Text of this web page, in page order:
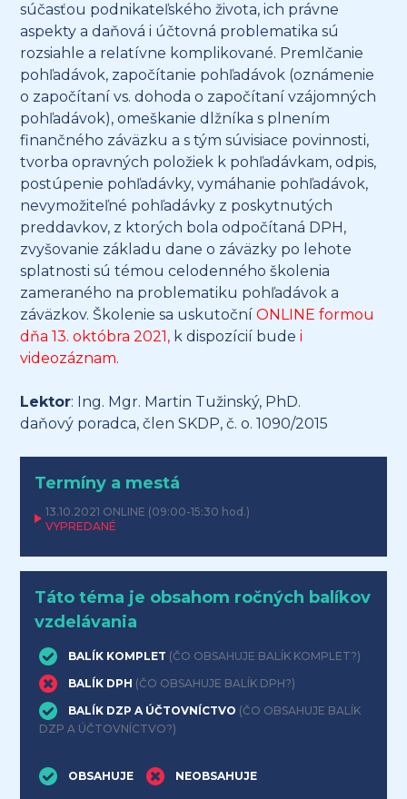
súčasťou podnikateľského života, ich právne
aspekty a daňová i účtovná problematika sú
rozsiahle a relatívne komplikované. Premlčanie
pohľadávok, započítanie pohľadávok (oznámenie
o započítaní vs. dohoda o započítaní vzájomných
pohľadávok), omeškanie dlžníka s plnením
finančného záväzku a s tým súvisiace povinnosti,
tvorba opravných položiek k pohľadávkam, odpis,
postúpenie pohľadávky, vymáhanie pohľadávok,
nevymožiteľné pohľadávky z poskytnutých
preddavkov, z ktorých bola odpočítaná DPH,
zvyšovanie základu dane o záväzky po lehote
splatnosti sú témou celodenného školenia
zameraného na problematiku pohľadávok a
záväzkov. Školenie sa uskutočníONLINE formou
dňa 13. októbra 2021, k dispozícií budei
videozáznam.
Lektor: Ing. Mgr. Martin Tužinský, PhD.
daňový poradca, člen SKDP, č. o. 1090/2015
Termíny a mestá
13.10.2021 ONLINE (09:00-15:30 hod.)
VYPREDANÉ
Táto téma je obsahom ročných balíkov
vzdelávania
BALÍK KOMPLET (ČO OBSAHUJE BALÍK KOMPLET?)
BALÍK DPH (ČO OBSAHUJE BALÍK DPH?)
BALÍK DZP A ÚČTOVNÍCTVO (ČO OBSAHUJE BALÍK
DZP A ÚČTOVNÍCTVO?)
OBSAHUJE NEOBSAHUJE